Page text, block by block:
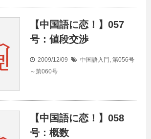
【中国語に恋！】057
号：値段交渉
2009/12/09 中国語入門 , 第056号
～第060号
【中国語に恋！】058
号：概数